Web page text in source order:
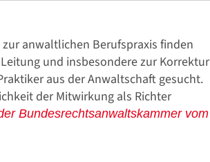
anwaltlichen Berufspraxis finden
und insbesondere zur Korrektur
aus der Anwaltschaft gesucht.
der Mitwirkung als Richter
Bundesrechtsanwaltskammer vom